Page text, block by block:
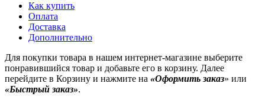
Как купить
Оплата
Доставка
Дополнительно
Для покупки товара в нашем интернет-магазине выберите
понравившийся товар и добавьте его в корзину. Далее
перейдите в Корзину и нажмите на «Оформить заказ» или
«Быстрый заказ».